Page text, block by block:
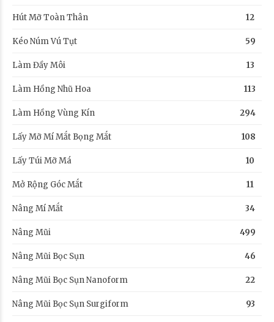
Hút Mỡ Toàn Thân 12
Kéo Núm Vú Tụt 59
Làm Đầy Môi 13
Làm Hồng Nhũ Hoa 113
Làm Hồng Vùng Kín 294
Lấy Mỡ Mí Mắt Bọng Mắt 108
Lấy Túi Mỡ Má 10
Mở Rộng Góc Mắt 11
Nâng Mí Mắt 34
Nâng Mũi 499
Nâng Mũi Bọc Sụn 46
Nâng Mũi Bọc Sụn Nanoform 22
Nâng Mũi Bọc Sụn Surgiform 93